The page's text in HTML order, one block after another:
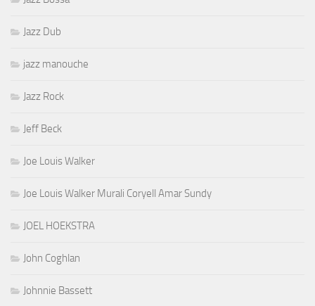
Jazz Dub
jazz manouche
Jazz Rock
Jeff Beck
Joe Louis Walker
Joe Louis Walker Murali Coryell Amar Sundy
JOEL HOEKSTRA
John Coghlan
Johnnie Bassett